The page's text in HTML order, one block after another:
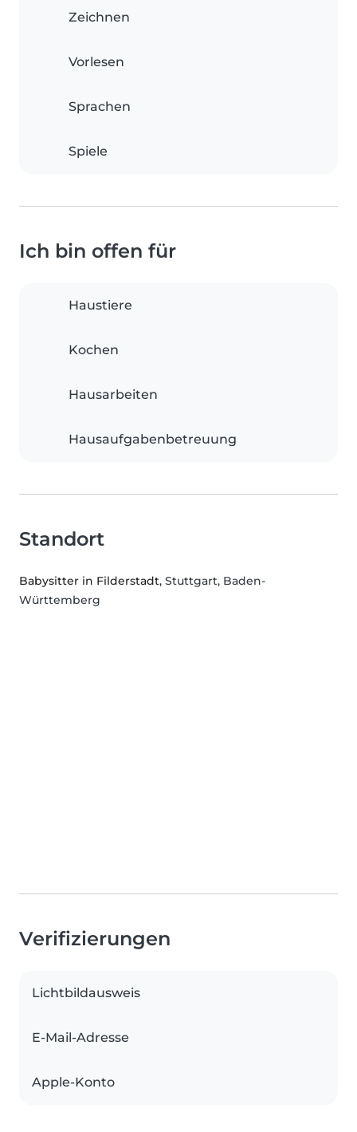
Zeichnen
Vorlesen
Sprachen
Spiele
Ich bin offen für
Haustiere
Kochen
Hausarbeiten
Hausaufgabenbetreuung
Standort
Babysitter in Filderstadt, Stuttgart, Baden-
Württemberg
Verifizierungen
Lichtbildausweis
E-Mail-Adresse
Apple-Konto